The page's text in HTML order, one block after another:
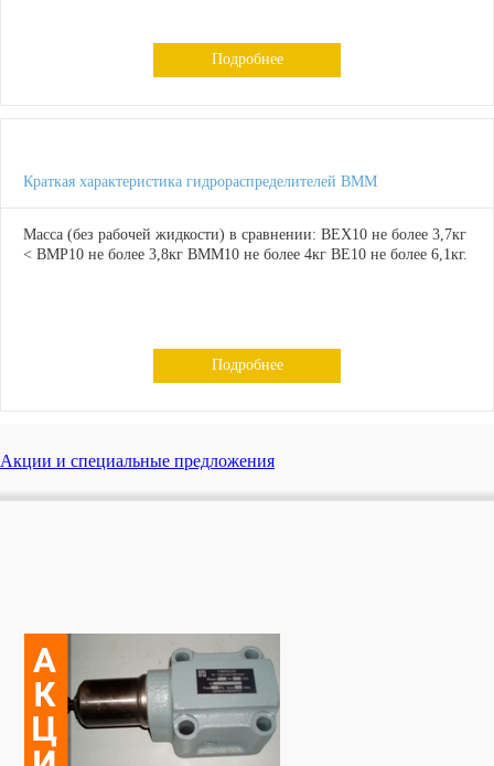
Подробнее
Краткая характеристика гидрораспределителей ВММ
Масса (без рабочей жидкости) в сравнении: ВЕХ10 не более 3,7кг
< ВМР10 не более 3,8кг ВММ10 не более 4кг ВЕ10 не более 6,1кг.
Подробнее
Акции и специальные предложения